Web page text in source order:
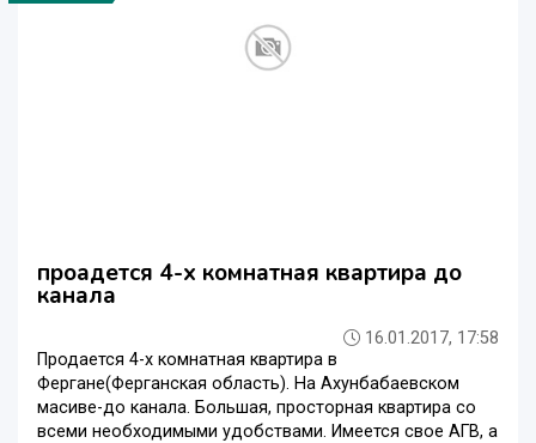
проадется 4-х комнатная квартира до
канала
16.01.2017, 17:58
Продается 4-х комнатная квартира в
Фергане(Ферганская область). На Ахунбабаевском
масиве-до канала. Большая, просторная квартира со
всеми необходимыми удобствами. Имеется свое АГВ, а